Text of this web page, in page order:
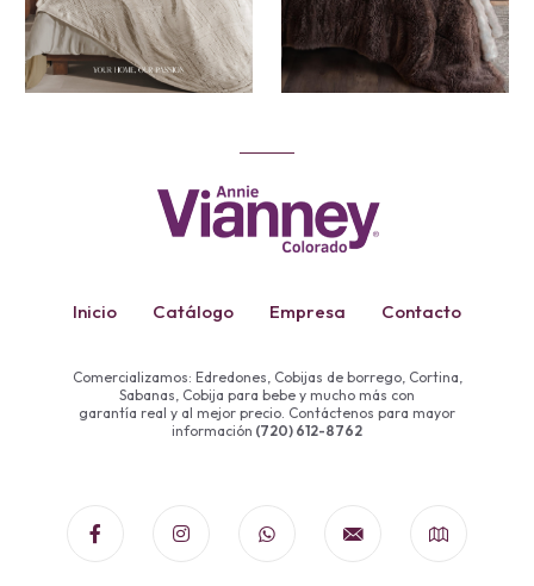
Inicio Catálogo Empresa Contacto
Comercializamos: Edredones, Cobijas de borrego, Cortina,
Sabanas, Cobija para bebe y mucho más con
garantía real y al mejor precio. Contáctenos para mayor
información (720) 612-8762